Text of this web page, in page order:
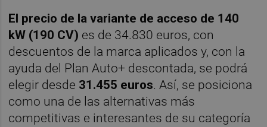
El precio de la variante de acceso de 140
kW (190 CV) es de 34.830 euros, con
descuentos de la marca aplicados y, con la
ayuda del Plan Auto+ descontada, se podrá
elegir desde 31.455 euros. Así, se posiciona
como una de las alternativas más
competitivas e interesantes de su categoría